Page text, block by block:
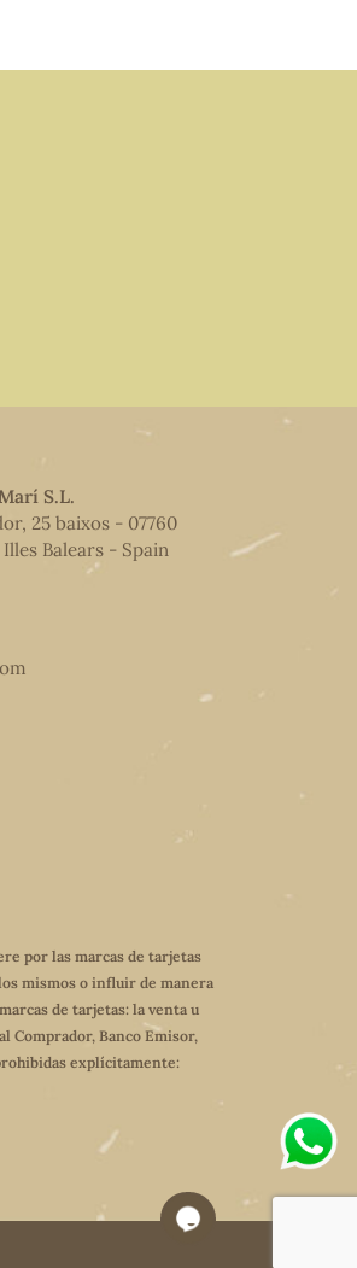
S.L.
25 baixos - 07760
Balears - Spain
por las marcas de tarjetas
mismos o influir de manera
de tarjetas: la venta u
Comprador, Banco Emisor,
explícitamente: